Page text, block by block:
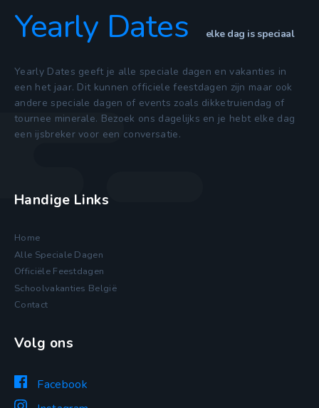
Yearly Dates elke dag is speciaal
Yearly Dates geeft je alle speciale dagen en vakanties in
een het jaar. Dit kunnen officiele feestdagen zijn maar ook
andere speciale dagen of events zoals dikketruiendag of
tournee minerale. Bezoek ons dagelijks en je hebt elke dag
een ijsbreker voor een conversatie.
Handige Links
Home
Alle Speciale Dagen
Officiële Feestdagen
Schoolvakanties België
Contact
Volg ons
Facebook